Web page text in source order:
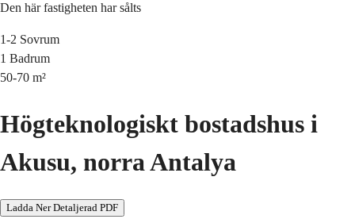
Den här fastigheten har sålts
1-2 Sovrum
1 Badrum
50-70 m²
Högteknologiskt bostadshus i
Akusu, norra Antalya
Ladda Ner Detaljerad PDF